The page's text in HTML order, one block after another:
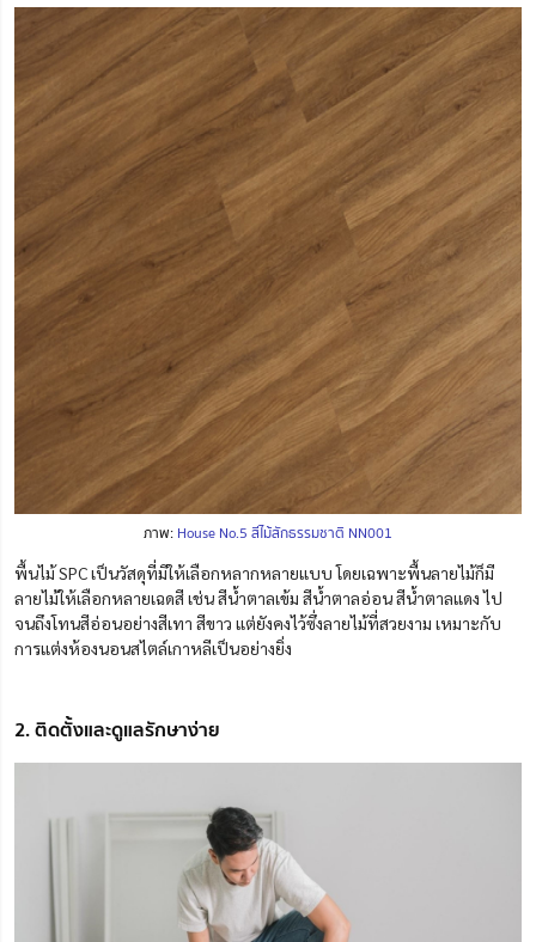
ภาพ: House No.5 สีไม้สักธรรมชาติ NN001
พื้นไม้ SPC เป็นวัสดุที่มีให้เลือกหลากหลายแบบ โดยเฉพาะพื้นลายไม้ก็มี
ลายไม้ให้เลือกหลายเฉดสี เช่น สีน้ำตาลเข้ม สีน้ำตาลอ่อน สีน้ำตาลแดง ไป
จนถึงโทนสีอ่อนอย่างสีเทา สีขาว แต่ยังคงไว้ซึ่งลายไม้ที่สวยงาม เหมาะกับ
การแต่งห้องนอนสไตล์เกาหลีเป็นอย่างยิ่ง
2. ติดตั้งและดูแลรักษาง่าย